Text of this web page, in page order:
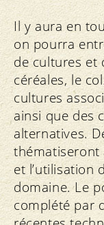
Il y aura en
on pourra
de cultures et
céréales, le
cultures
ainsi que des
alternatives.
thématiseront
et l’utilisation
domaine. Le
complété par